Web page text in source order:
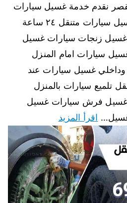
نقدم خدمة غسيل سيارات
غسيل سيارات بالمنزلغسيل سيارات متنقل ٢٤ ساعة
غسيل زنجات سيارات غسيل
سيارات امام المنزل
غسيل سيارات عند
تلميع سيارات بالمنزل
غسيل فرش سيارات غسيل
اقرأ المزيد